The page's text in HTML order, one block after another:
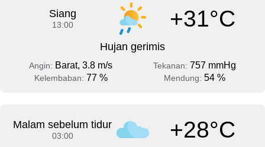
Siang
13:00 +31°C
Hujan gerimis
Angin: Barat, 3.8 m/s Tekanan: 757 mmHg
Kelembaban: 77 % Mendung: 54 %
Malam sebelum tidur
03:00 +28°C